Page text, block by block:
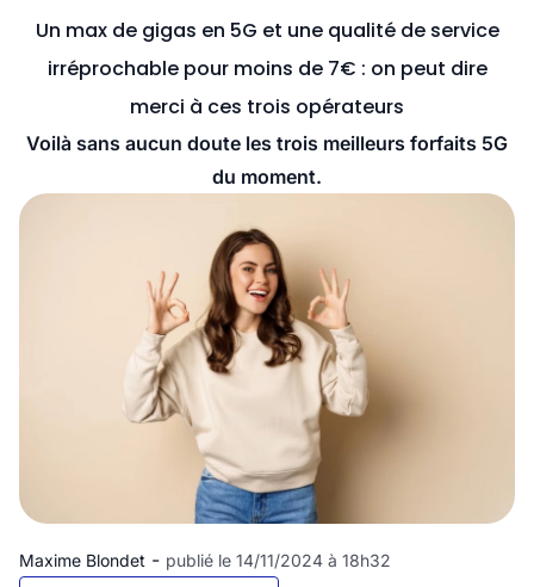
Streaming
Un max de gigas en 5G et une qualité de service
irréprochable pour moins de 7€ : on peut dire
merci à ces trois opérateurs
Voilà sans aucun doute les trois meilleurs forfaits 5G
du moment.
Maxime Blondet - publié le 14/11/2024 à 18h32